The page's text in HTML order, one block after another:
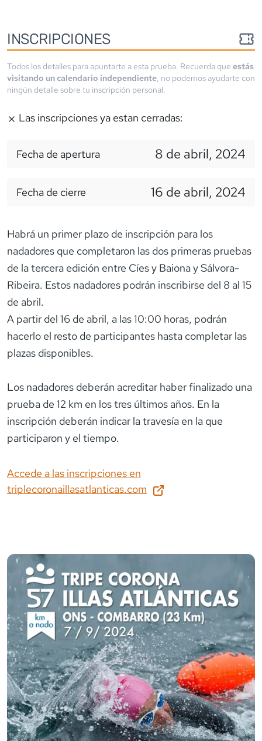
INSCRIPCIONES
Todos los detalles para apuntarte a esta prueba. Recuerda que estás
visitando un calendario independiente, no podemos ayudarte con
ningún detalle sobre tu inscripción personal.
Las inscripciones ya estan cerradas:
Fecha de apertura 8 de abril, 2024
Fecha de cierre 16 de abril, 2024
Habrá un primer plazo de inscripción para los
nadadores que completaron las dos primeras pruebas
de la tercera edición entre Cíes y Baiona y Sálvora-
Ribeira. Estos nadadores podrán inscribirse del 8 al 15
de abril.
A partir del 16 de abril, a las 10:00 horas, podrán
hacerlo el resto de participantes hasta completar las
plazas disponibles.
Los nadadores deberán acreditar haber finalizado una
prueba de 12 km en los tres últimos años. En la
inscripción deberán indicar la travesía en la que
participaron y el tiempo.
Accede a las inscripciones en
triplecoronaillasatlanticas.com